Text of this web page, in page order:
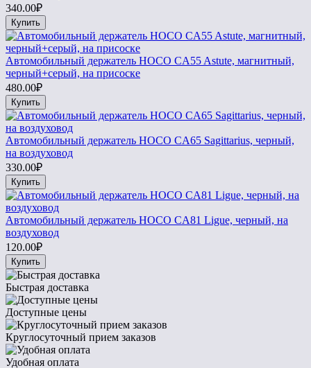
340.00₽
Купить
Автомобильный держатель HOCO CA55 Astute, магнитный,
черный+серый, на присоске
480.00₽
Купить
Автомобильный держатель HOCO CA65 Sagittarius, черный,
на воздуховод
330.00₽
Купить
Автомобильный держатель HOCO CA81 Ligue, черный, на
воздуховод
120.00₽
Купить
Быстрая доставка
Доступные цены
Круглосуточный прием заказов
Удобная оплата